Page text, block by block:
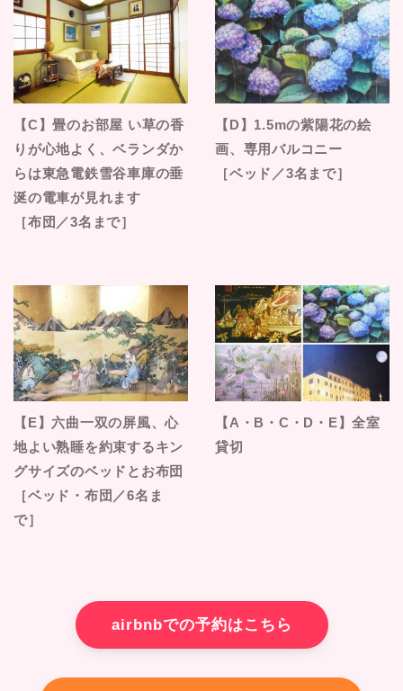
【C】畳のお部屋 い草の香
りが心地よく、ベランダか
らは東急電鉄雪谷車庫の垂
涎の電車が見れます
［布団／3名まで］
【D】1.5mの紫陽花の絵
画、専用バルコニー
［ベッド／3名まで］
【E】六曲一双の屏風、心
地よい熟睡を約束するキン
グサイズのベッドとお布団
［ベッド・布団／6名ま
で］
【A・B・C・D・E】全室
貸切
airbnbでの予約はこちら